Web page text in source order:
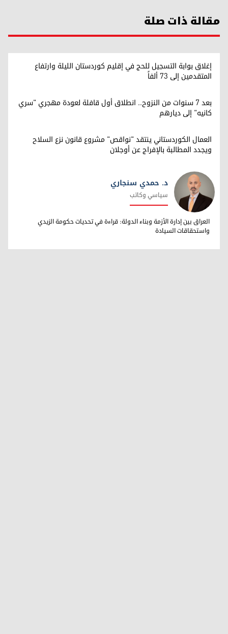
مقالة ذات صلة
إغلاق بوابة التسجيل للحج في إقليم كوردستان الليلة وارتفاع
المتقدمين إلى 73 ألفاً
بعد 7 سنوات من النزوح.. انطلاق أول قافلة لعودة مهجري "سري
كانيه" إلى ديارهم
العمال الكوردستاني ينتقد "نواقص" مشروع قانون نزع السلاح
ويجدد المطالبة بالإفراج عن أوجلان
د. حمدي سنجاري
د. حمدي سنجاري
سياسي وكاتب
العراق بين إدارة الأزمة وبناء الدولة: قراءة في تحديات حكومة الزيدي
واستحقاقات السيادة